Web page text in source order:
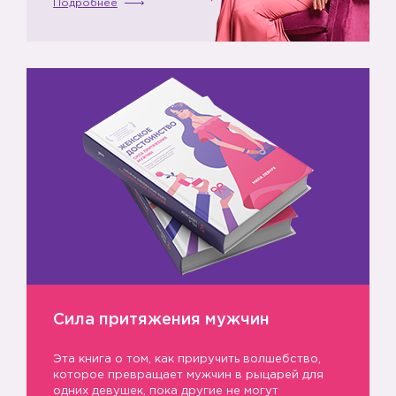
Подробнее
Сила притяжения мужчин
Эта книга о том, как приручить волшебство,
которое превращает мужчин в рыцарей для
одних девушек, пока другие не могут